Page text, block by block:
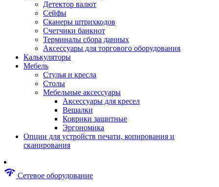
Гайковерты пневматические
Инструмент измерительный
Краскораспылители пневматические
Наборы пневматические
Пистолеты пневматические
Шуруповерты
Дрели
Лобзики
Перфораторы
Шлифмашины
Наборы инструментов
Пилы
Пылесосы строительные
Детектор валют
Сейфы
Сканеры штрихкодов
Счетчики банкнот
Терминалы сбора данных
Аксессуары для торгового оборудования
Калькуляторы
Мебель
Стулья и кресла
Столы
Мебельные аксессуары
Аксессуары для кресел
Вешалки
Коврики защитные
Эргономика
Опции для устройств печати, копирования и
сканирования
network_check Сетевое оборудование